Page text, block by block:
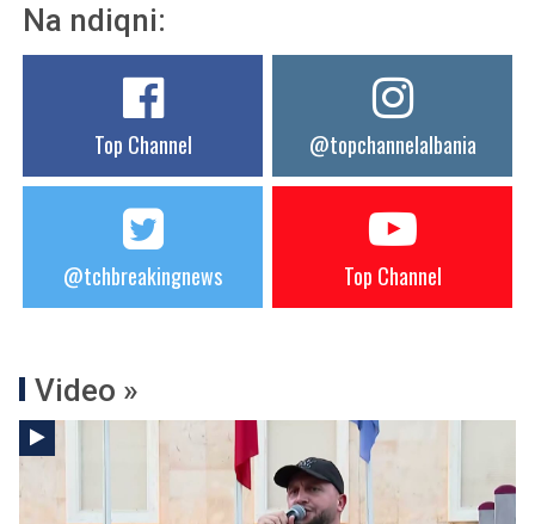
Na ndiqni:
Top Channel @topchannelalbania
@tchbreakingnews Top Channel
Video »